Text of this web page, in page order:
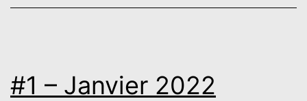
#1 – Janvier 2022